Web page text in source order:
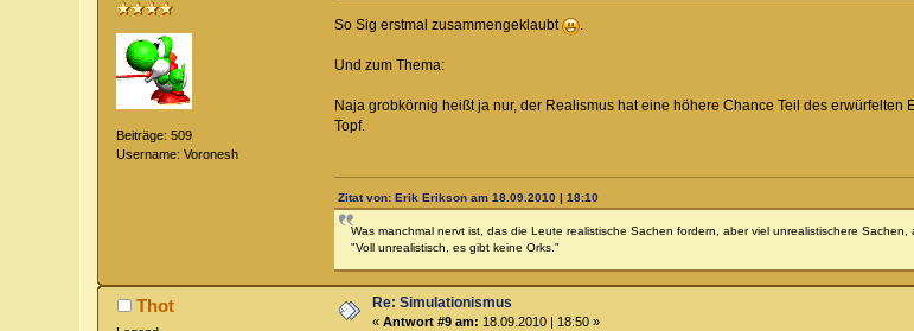
Beiträge: 509
Username: Voronesh
So Sig erstmal zusammengeklaubt .
Und zum Thema:
Naja grobkörnig heißt ja nur, der Realismus hat eine höhere Chance Teil des
Topf.
Zitat von: Erik Erikson am 18.09.2010 | 18:10
Was manchmal nervt ist, das die Leute realistische Sachen fordern, aber viel unrealistischere
"Voll unrealistisch, es gibt keine Orks."
Thot Re: Simulationismus
«Antwort #9 am: 18.09.2010 | 18:50 »